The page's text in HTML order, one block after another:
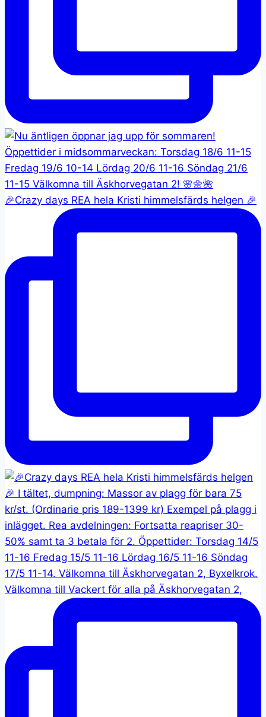
🎉Crazy days REA hela Kristi himmelsfärds helgen 🎉
Välkomna till Vackert för alla på Äskhorvegatan 2,